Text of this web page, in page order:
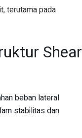
terutama pada
Shear
beban lateral
stabilitas dan